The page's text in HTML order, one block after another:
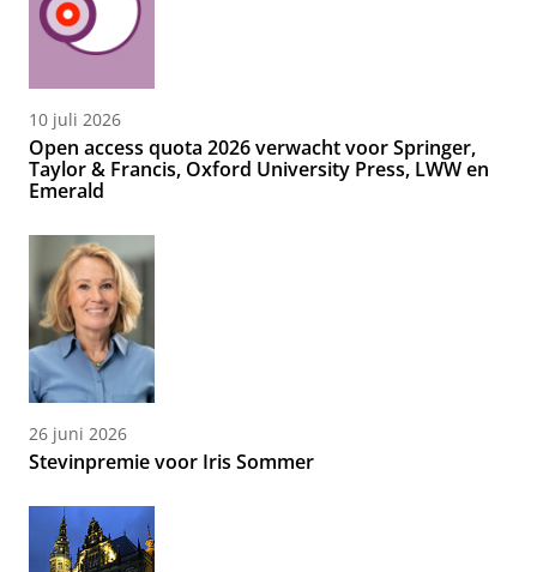
10 juli 2026
Open access quota 2026 verwacht voor Springer,
Taylor & Francis, Oxford University Press, LWW en
Emerald
26 juni 2026
Stevinpremie voor Iris Sommer